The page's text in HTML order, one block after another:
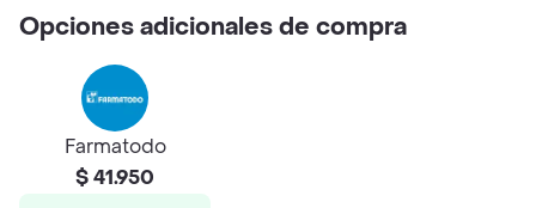
Opciones adicionales de compra
Farmatodo
$ 41.950